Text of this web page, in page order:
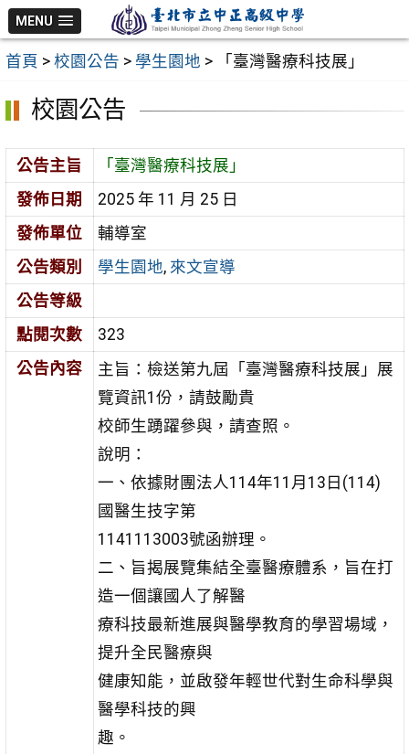
跳
至
主
MENU
首頁 > 校園公告 > 學生園地 > 「臺灣醫療科技展」
校園公告
公告主旨
「臺灣醫療科技展」
發佈日期
2025 年 11 月 25 日
發佈單位
輔導室
公告類別
學生園地, 來文宣導
公告等級
點閱次數
323
公告內容
主旨：檢送第九屆「臺灣醫療科技展」展
覽資訊1份，請鼓勵貴
校師生踴躍參與，請查照。
說明：
一、依據財團法人114年11月13日(114)
國醫生技字第
1141113003號函辦理。
二、旨揭展覽集結全臺醫療體系，旨在打
造一個讓國人了解醫
療科技最新進展與醫學教育的學習場域，
提升全民醫療與
健康知能，並啟發年輕世代對生命科學與
醫學科技的興
趣。